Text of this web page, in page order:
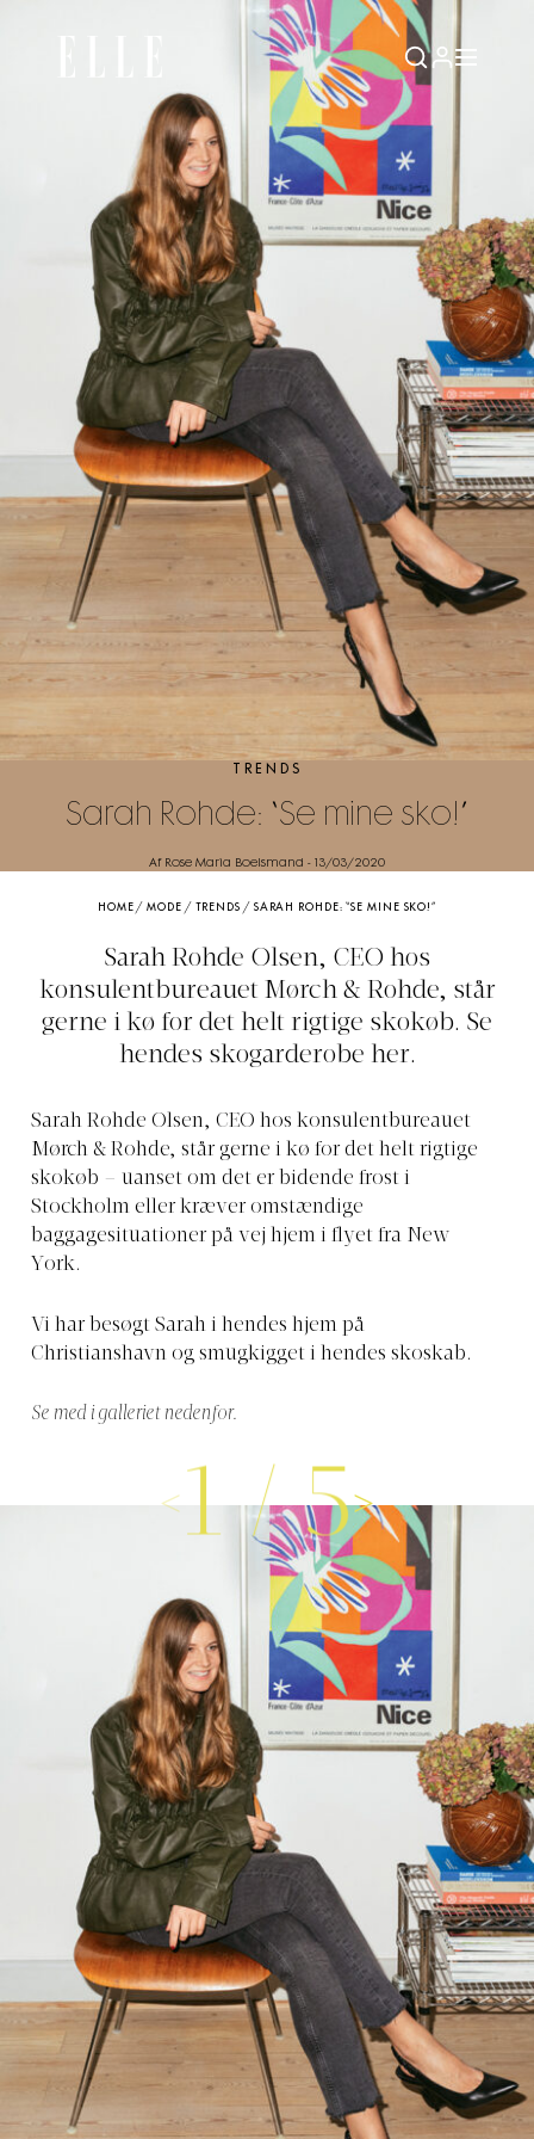
TRENDS
Sarah Rohde: “Se mine sko!”
Af Rose Maria Boelsmand - 13/03/2020
HOME /MODE / TRENDS / SARAH ROHDE: “SE MINE SKO!”
Sarah Rohde Olsen, CEO hos
konsulentbureauet Mørch & Rohde, står
gerne i kø for det helt rigtige skokøb. Se
hendes skogarderobe her.
Sarah Rohde Olsen, CEO hos konsulentbureauet
Mørch & Rohde, står gerne i kø for det helt rigtige
skokøb – uanset om det er bidende frost i
Stockholm eller kræver omstændige
baggagesituationer på vej hjem i flyet fra New
York.
Vi har besøgt Sarah i hendes hjem på
Christianshavn og smugkigget i hendes skoskab.
Se med i galleriet nedenfor.
1/5